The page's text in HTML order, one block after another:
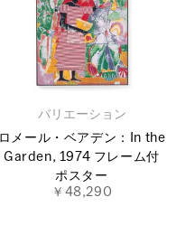
バリエーション
ロメール・ベアデン：In the
Garden, 1974 フレーム付
ポスター
￥48,290